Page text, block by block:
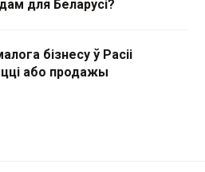
для Беларусі?
бізнесу ў Расіі
або продажы